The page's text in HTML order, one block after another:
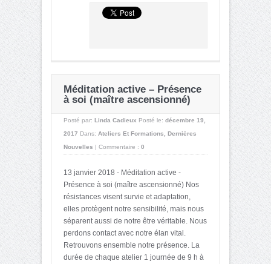
Méditation active – Présence
à soi (maître ascensionné)
Posté par: Linda Cadieux Posté le: décembre 19,
2017 Dans: Ateliers Et Formations
Dernières
Nouvelles | Commentaire : 0
13 janvier 2018 - Méditation active -
Présence à soi (maître ascensionné) Nos
résistances visent survie et adaptation,
elles protègent notre sensibilité, mais nous
séparent aussi de notre être véritable. Nous
perdons contact avec notre élan vital.
Retrouvons ensemble notre présence. La
durée de chaque atelier 1 journée de 9 h à